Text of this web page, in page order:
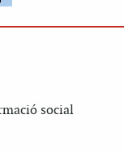
social